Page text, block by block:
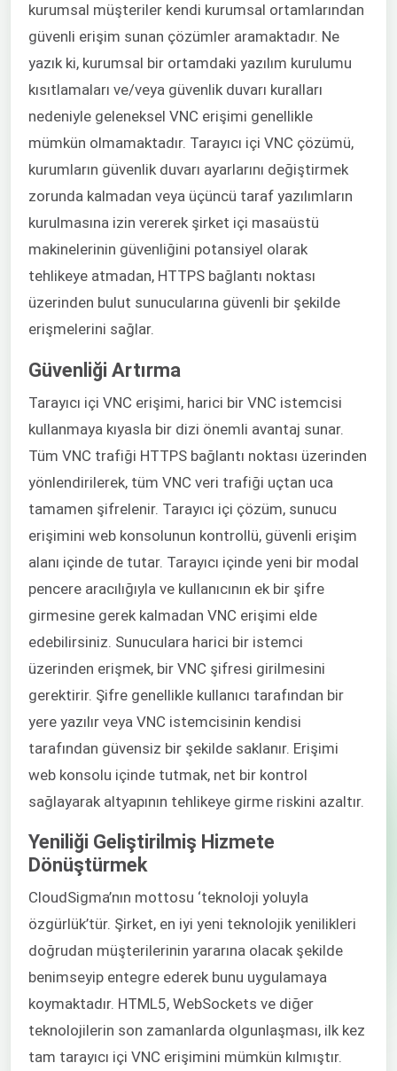
kurumsal müşteriler kendi kurumsal ortamlarından
güvenli erişim sunan çözümler aramaktadır. Ne
yazık ki, kurumsal bir ortamdaki yazılım kurulumu
kısıtlamaları ve/veya güvenlik duvarı kuralları
nedeniyle geleneksel VNC erişimi genellikle
mümkün olmamaktadır. Tarayıcı içi VNC çözümü,
kurumların güvenlik duvarı ayarlarını değiştirmek
zorunda kalmadan veya üçüncü taraf yazılımların
kurulmasına izin vererek şirket içi masaüstü
makinelerinin güvenliğini potansiyel olarak
tehlikeye atmadan, HTTPS bağlantı noktası
üzerinden bulut sunucularına güvenli bir şekilde
erişmelerini sağlar.
Güvenliği Artırma
Tarayıcı içi VNC erişimi, harici bir VNC istemcisi
kullanmaya kıyasla bir dizi önemli avantaj sunar.
Tüm VNC trafiği HTTPS bağlantı noktası üzerinden
yönlendirilerek, tüm VNC veri trafiği uçtan uca
tamamen şifrelenir. Tarayıcı içi çözüm, sunucu
erişimini web konsolunun kontrollü, güvenli erişim
alanı içinde de tutar. Tarayıcı içinde yeni bir modal
pencere aracılığıyla ve kullanıcının ek bir şifre
girmesine gerek kalmadan VNC erişimi elde
edebilirsiniz. Sunuculara harici bir istemci
üzerinden erişmek, bir VNC şifresi girilmesini
gerektirir. Şifre genellikle kullanıcı tarafından bir
yere yazılır veya VNC istemcisinin kendisi
tarafından güvensiz bir şekilde saklanır. Erişimi
web konsolu içinde tutmak, net bir kontrol
sağlayarak altyapının tehlikeye girme riskini azaltır.
Yeniliği Geliştirilmiş Hizmete
Dönüştürmek
CloudSigma’nın mottosu ‘teknoloji yoluyla
özgürlük’tür. Şirket, en iyi yeni teknolojik yenilikleri
doğrudan müşterilerinin yararına olacak şekilde
benimseyip entegre ederek bunu uygulamaya
koymaktadır. HTML5, WebSockets ve diğer
teknolojilerin son zamanlarda olgunlaşması, ilk kez
tam tarayıcı içi VNC erişimini mümkün kılmıştır.